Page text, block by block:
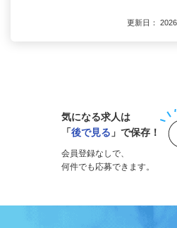
更新日：
気になる求人は
「後で見る 」で保存！
会員登録なしで、
何件でも応募できます。